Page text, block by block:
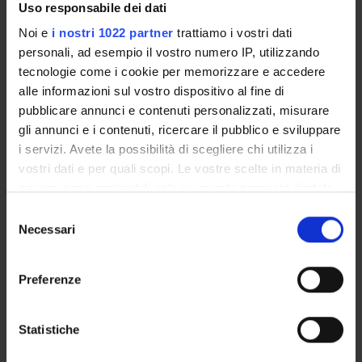
Uso responsabile dei dati
Noi e i nostri 1022 partner trattiamo i vostri dati
personali, ad esempio il vostro numero IP, utilizzando
tecnologie come i cookie per memorizzare e accedere
alle informazioni sul vostro dispositivo al fine di
pubblicare annunci e contenuti personalizzati, misurare
gli annunci e i contenuti, ricercare il pubblico e sviluppare
i servizi. Avete la possibilità di scegliere chi utilizza i
vostri dati e per quali scopi. Le vostre scelte in materia di
modificare o revocare il proprio consenso in qualsiasi
momento dalla Dichiarazione sui cookie o facendo clic
raccogliere informazioni sulla tua posizione
geografica, con un'approssimazione di qualche
delNecessari
Preferenze
Statistiche
PROJECT PARTICIPANTS
Denise Doria
Maria Enrica Fracasso
Alessia Scotton
SECTIONS